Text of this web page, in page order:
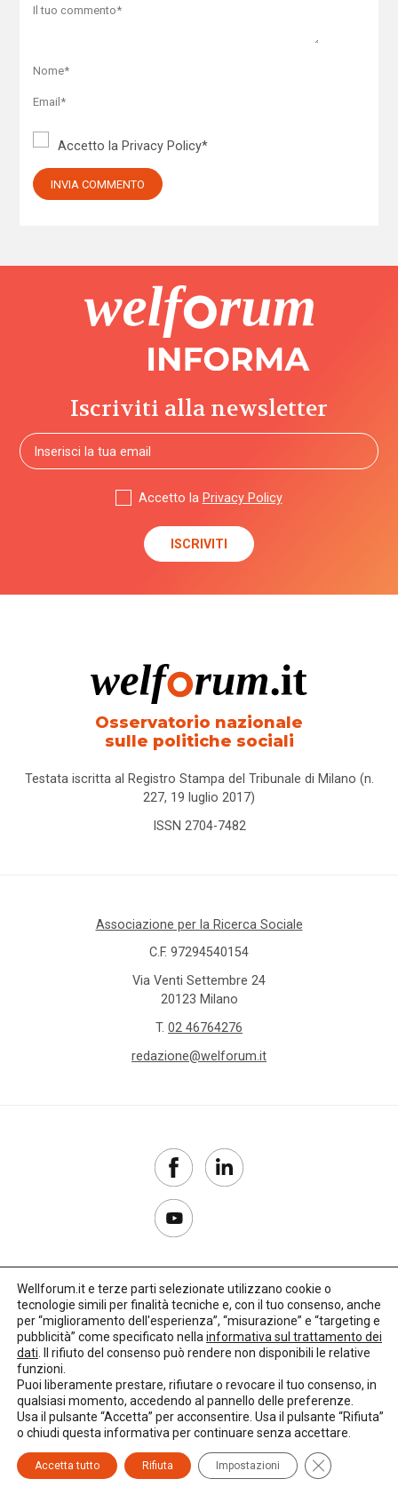
Accetto la Privacy Policy*
Iscriviti alla newsletter
Accetto la Privacy Policy
Osservatorio nazionale
sulle politiche sociali
Testata iscritta al Registro Stampa del Tribunale di Milano (n.
227, 19 luglio 2017)
ISSN 2704-7482
Associazione per la Ricerca Sociale
C.F. 97294540154
Via Venti Settembre 24
20123 Milano
T. 02 46764276
redazione@welforum.it
Copyright 2017–2026
Privacy Policy
Credits: LO Studio
Wellforum.it e terze parti selezionate utilizzano cookie o
tecnologie simili per finalità tecniche e, con il tuo consenso, anche
per “miglioramento dell'esperienza”, “misurazione” e “targeting e
pubblicità” come specificato nella informativa sul trattamento dei
dati . Il rifiuto del consenso può rendere non disponibili le relative
funzioni.
Puoi liberamente prestare, rifiutare o revocare il tuo consenso, in
qualsiasi momento, accedendo al pannello delle preferenze.
Usa il pulsante “Accetta” per acconsentire. Usa il pulsante “Rifiuta”
o chiudi questa informativa per continuare senza accettare.
Accetta tutto Rifiuta Impostazioni Close GDPR